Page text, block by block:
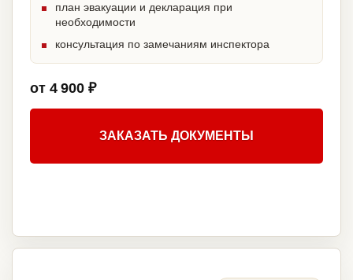
план эвакуации и декларация при
необходимости
консультация по замечаниям инспектора
от 4 900 ₽
ЗАКАЗАТЬ ДОКУМЕНТЫ